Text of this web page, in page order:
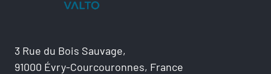
3 Rue du Bois Sauvage,
91000 Évry-Courcouronnes, France